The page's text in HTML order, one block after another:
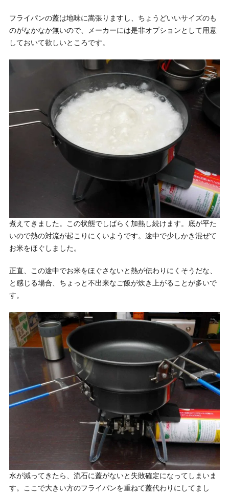
フライパンの蓋は地味に嵩張りますし、ちょうどいいサイズのも
のがなかなか無いので、メーカーには是非オプションとして用意
しておいて欲しいところです。
煮えてきました。この状態でしばらく加熱し続けます。底が平た
いので熱の対流が起こりにくいようです。途中で少しかき混ぜて
お米をほぐしました。
正直、この途中でお米をほぐさないと熱が伝わりにくそうだな、
と感じる場合、ちょっと不出来なご飯が炊き上がることが多いで
す。
水が減ってきたら、流石に蓋がないと失敗確定になってしまいま
す。ここで大きい方のフライパンを重ねて蓋代わりにしてまし